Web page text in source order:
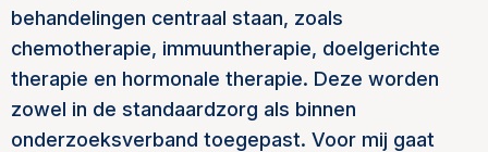
behandelingen centraal staan, zoals
chemotherapie, immuuntherapie, doelgerichte
therapie en hormonale therapie. Deze worden
zowel in de standaardzorg als binnen
onderzoeksverband toegepast. Voor mij gaat